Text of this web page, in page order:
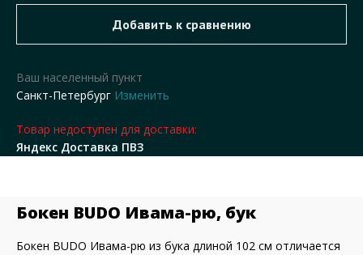
Ваш населенный пункт
Санкт-Петербург Изменить
Товар недоступен для доставки:
Яндекс Доставка ПВЗ
Бокен BUDO Ивама-рю, бук
Бокен BUDO Ивама-рю из бука длиной 102 см отличается